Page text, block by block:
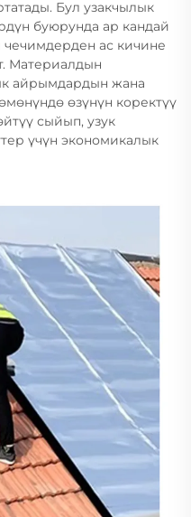
Бул узакчылык
буюрунда ар кандай
ас кичине
Материалдын
айрымдардын жана
өзүнүн коректүү
сыйып, узук
үчүн экономикалык